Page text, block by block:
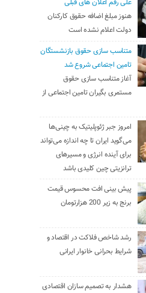
علی رقم اعلان های قبلی
هنوز مبلغ اضافه حقوق کارکنان
دولت اعلام نشده است
متناسب سازی حقوق بازنشستگان
تامین اجتماعی شروع شد
آغاز متناسب سازی حقوق
مستمری بگیران تامین اجتماعی از
امروز جبر ژئوپلیتیک به چینی‌ها
می‌گوید ایران تا چه اندازه می‌تواند
برای آینده انرژی و مسیرهای
ترانزیتی چین کلیدی باشد
پیش بینی افت محسوس قیمت
برنج به زیر 200 هزارتومان
رشد شاخص فلاکت در اقتصاد و
شرایط بحرانی خانوار ایرانی
هشدار به تصمیم سازان اقتصادی